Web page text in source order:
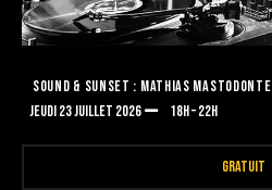
SOUND & SUNSET : MATHIAS MASTODONTE
JEUDI 23 JUILLET 2026
18H – 22H
GRATUIT